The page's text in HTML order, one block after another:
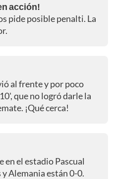
acción!
pide posible penalti. La
al frente y por poco
que no logró darle la
¡Qué cerca!
en el estadio Pascual
Alemania están 0-0.